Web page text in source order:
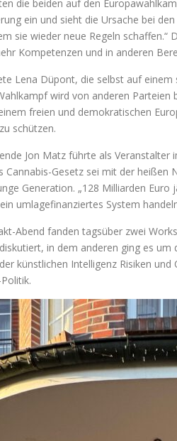
die beiden auf den
ein und sieht die Ursache bei
sie wieder neue Regeln
Kompetenzen und in anderen
Lena Düpont, die selbst auf
wird von anderen
freien und demokratischen
schützen.
Jon Matz führte als
Cannabis-Gesetz sei mit der
Generation. „128 Milliarden
umlagefinanziertes System
Abend fanden tagsüber zwei
in dem anderen ging es
künstlichen Intelligenz Risiken